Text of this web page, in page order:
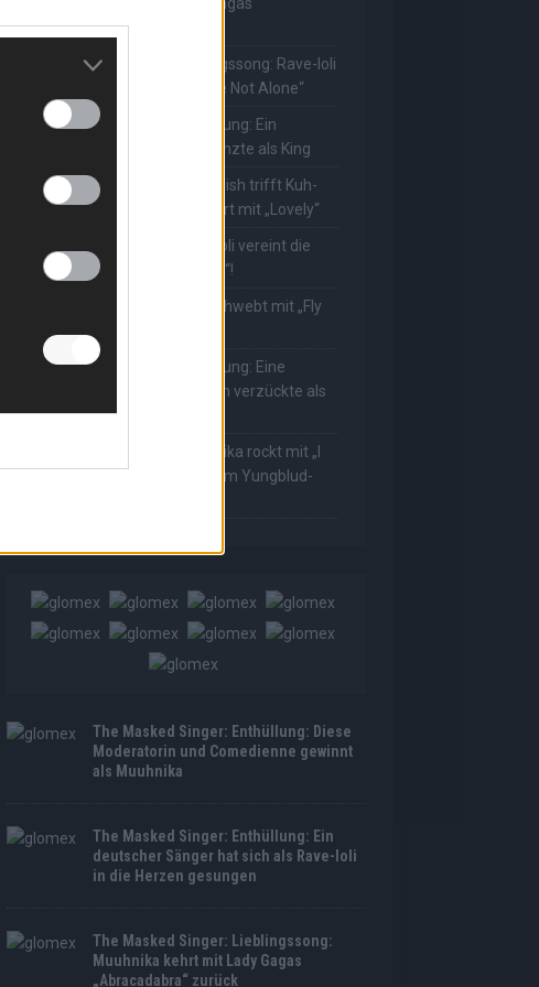
„Abracadabra“ zurück
The Masked Singer: Lieblingssong: Rave-Ioli
berührt erneut mit „You Are Not Alone“
The Masked Singer: Enthüllung: Ein
deutscher Schauspieler glänzte als King
The Masked Singer: Billie Eilish trifft Kuh-
Power! Muuhnika verzaubert mit „Lovely“
The Masked Singer: Rave-Ioli vereint die
Welt mit „We Are The World“!
The Masked Singer: King schwebt mit „Fly
The Masked Singer: Enthüllung: Eine
österreichische Moderatorin verzückte als
Eggi
The Masked Singer: Muuhnika rockt mit „I
Was Made For Loving You“ im Yungblud-
The Masked Singer: Enthüllung: Diese
Moderatorin und Comedienne gewinnt
als Muuhnika
The Masked Singer: Enthüllung: Ein
deutscher Sänger hat sich als Rave-Ioli
in die Herzen gesungen
The Masked Singer: Lieblingssong:
Muuhnika kehrt mit Lady Gagas
„Abracadabra“ zurück